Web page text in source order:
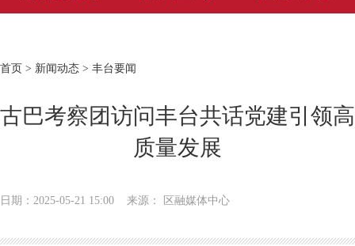
首页 > 新闻动态 > 丰台要闻
古巴考察团访问丰台共话党建引领高
质量发展
日期：2025-05-21 15:00 来源： 区融媒体中心